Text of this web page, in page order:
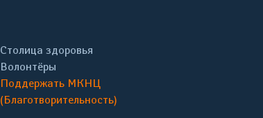
Столица здоровья
Волонтёры
Поддержать МКНЦ
(Благотворительность)